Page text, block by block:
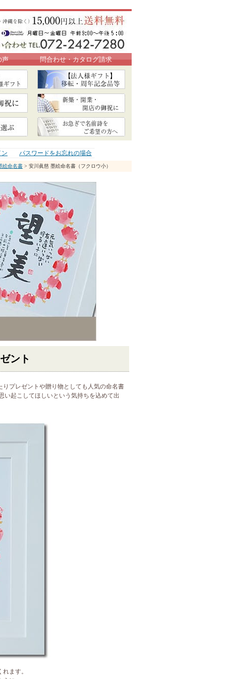
声 問合わせ・カタログ請求
ン パスワードをお忘れの場合
絵命名書 > 安川眞慈 墨絵命名書（フクロウ小）
ント
プレゼントや贈り物としても人気の命名書
い起こしてほしいという気持ちを込めて出
ます。